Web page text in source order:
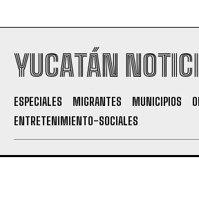
YUCATÁN
ESPECIALES MIGRANTES MUNICIPIOS
ENTRETENIMIENTO-SOCIALES